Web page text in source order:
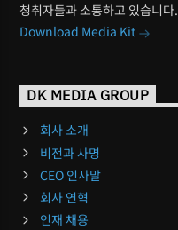
청취자들과 소통하고 있습니다.
Download Media Kit
DK MEDIA GROUP
회사 소개
비전과 사명
CEO 인사말
회사 연혁
인재 채용